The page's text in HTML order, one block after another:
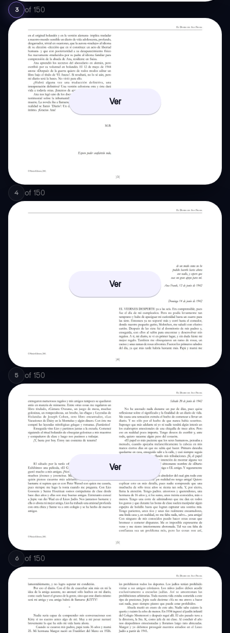
3 of 150
Ver
4 of 150
Ver
5 of 150
Ver
6 of 150